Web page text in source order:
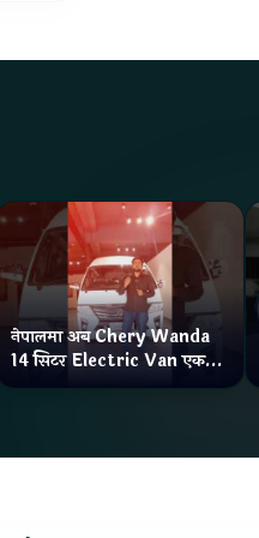
नेपालमा अब Chery Wanda
14 सिटर Electric Van एक
Charge मा दिन्छ 300KM